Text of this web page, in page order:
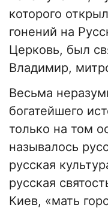
которого
гонений на
Церковь, был
Владимир,
Весьма
богатейшего
только на том
называлось
русская
русская
Киев, «мать